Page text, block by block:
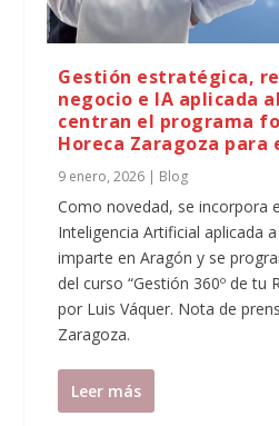
Gestión estratégica,
negocio e IA aplicada
centran el programa
Horeca Zaragoza para
9 enero, 2026 | Blog
Como novedad, se incorpora
Inteligencia Artificial aplicada
imparte en Aragón y se
del curso “Gestión 360º de tu
por Luis Váquer. Nota de
Zaragoza.
Leer más